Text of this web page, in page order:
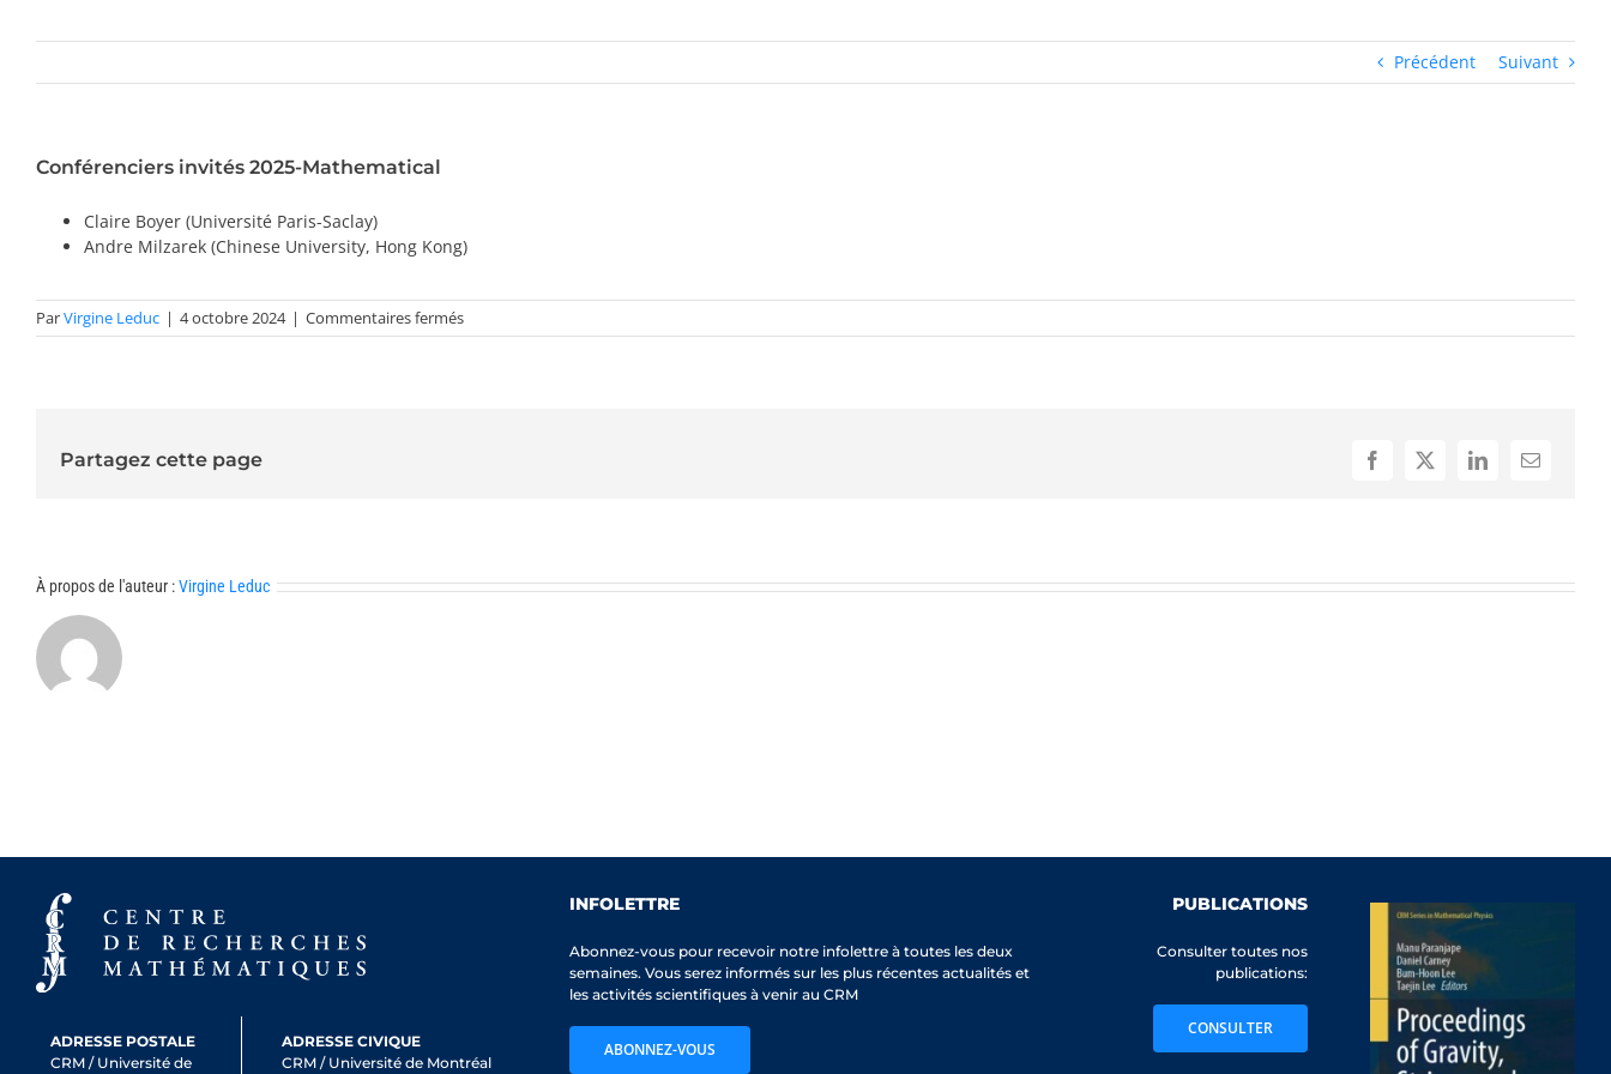
Précédent Suivant
Conférenciers invités 2025-Mathematical
Claire Boyer (Université Paris-Saclay)
Andre Milzarek (Chinese University, Hong Kong)
ParVirgine Leduc | 4 octobre 2024 | Commentaires ferméssur
Conférenciers
Partagez cette page Facebook
X LinkedInEmail
À propos de l'auteur :Virgine Leduc
ADRESSE POSTALE
CRM / Université de
ADRESSE CIVIQUE
CRM / Université de Montréal
INFOLETTRE
Abonnez-vous pour recevoir notre infolettre à toutes les deux
semaines. Vous serez informés sur les plus récentes actualités et
les activités scientifiques à venir au CRM
ABONNEZ-VOUS
PUBLICATIONS
Consulter toutes nos
publications:
CONSULTER